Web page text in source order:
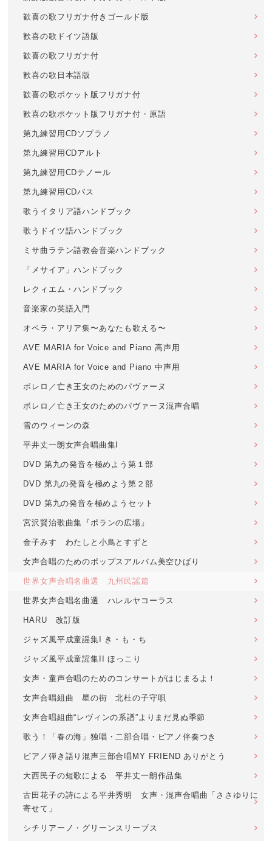
歓喜の歌フリガナ付きゴールド版
歓喜の歌ドイツ語版
歓喜の歌フリガナ付
歓喜の歌日本語版
歓喜の歌ポケット版フリガナ付
歓喜の歌ポケット版フリガナ付・原語
第九練習用CDソプラノ
第九練習用CDアルト
第九練習用CDテノール
第九練習用CDバス
歌うイタリア語ハンドブック
歌うドイツ語ハンドブック
ミサ曲ラテン語教会音楽ハンドブック
「メサイア」ハンドブック
レクィエム・ハンドブック
音楽家の英語入門
オペラ・アリア集〜あなたも歌える〜
AVE MARIA for Voice and Piano 高声用
AVE MARIA for Voice and Piano 中声用
ボレロ／亡き王女のためのパヴァーヌ
ボレロ／亡き王女のためのパヴァーヌ混声合唱
雪のウィーンの森
平井丈一朗女声合唱曲集I
DVD 第九の発音を極めよう第１部
DVD 第九の発音を極めよう第２部
DVD 第九の発音を極めようセット
宮沢賢治歌曲集『ポランの広場』
金子みすゞわたしと小鳥とすずと
女声合唱のためのポップスアルバム美空ひばり
世界女声合唱名曲選 九州民謡篇
世界女声合唱名曲選 ハレルヤコーラス
HARU 改訂版
ジャズ風平成童謡集I き・も・ち
ジャズ風平成童謡集II ほっこり
女声・童声合唱のためのコンサートがはじまるよ！
女声合唱組曲 星の街 北杜の子守唄
女声合唱組曲“レヴィンの系譜”よりまだ見ぬ季節
歌う！「春の海」独唱・二部合唱・ピアノ伴奏つき
ピアノ弾き語り混声三部合唱MY FRIEND ありがとう
大西民子の短歌による 平井丈一朗作品集
古田花子の詩による平井秀明 女声・混声合唱曲「ささゆりに
寄せて」
シチリアーノ・グリーンスリーブス